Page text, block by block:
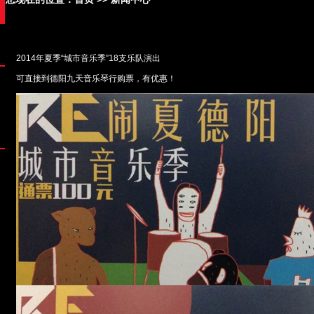
2014年夏季“城市音乐季”18支乐队演出
可直接到德阳九天音乐琴行购票，有优惠！